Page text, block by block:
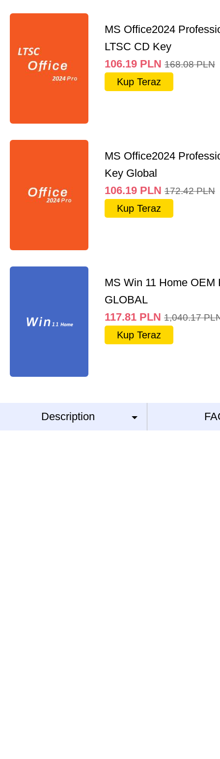
MS Office2024
LTSC CD Key
106.19 PLN 168.08 PLN
Kup Teraz
MS Office2024
Key Global
106.19 PLN 172.42 PLN
Kup Teraz
MS Win 11 Home OEM
GLOBAL
117.81 PLN 1,040.17
Kup Teraz
Description